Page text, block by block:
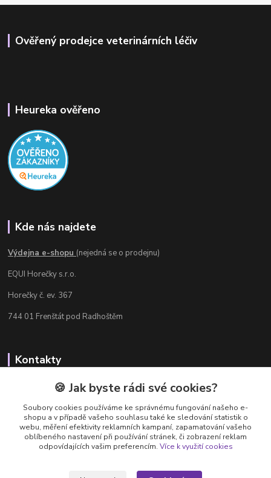
Ověřený prodejce veterinárních léčiv
Heureka ověřeno
Kde nás najdete
Výdejna e-shopu (nejedná se o prodejnu)
EQUI Horečky s.r.o.
Horečky č. ev. 367
744 01 Frenštát pod Radhoštěm
Kontakty
Radka Chamrádová
+420 737 484 708
Výdejna e-shopu: Po-Ne, 8-20 hod.
info@equi-horecky.cz
🍪 Jak byste rádi své cookies?
Soubory cookies používáme ke správnému fungování našeho e-
shopu a v případě vašeho souhlasu také ke sledování statistik o
webu, měření efektivity reklamních kampaní, zapamatování vašeho
oblíbeného nastavení při používání stránek, či zobrazení reklam
odpovídajících vašim preferencím. Více k využití cookies